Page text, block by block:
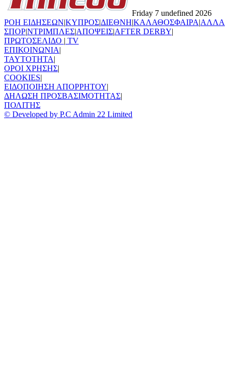
Friday 7 undefined 2026
ΡΟΗ ΕΙΔΗΣΕΩΝ|ΚΥΠΡΟΣ|ΔΙΕΘΝΗ|ΚΑΛΑΘΟΣΦΑΙΡΑ|ΑΛΛΑ
ΣΠΟΡ|ΝΤΡΙΜΠΛΕΣ|ΑΠΟΨΕΙΣ|AFTER DERBY|
ΠΡΩΤΟΣΕΛΙΔΟ | TV
ΕΠΙΚΟΙΝΩΝΙΑ|
TAYTOTHTA|
ΟΡΟΙ ΧΡΗΣΗΣ|
COOKIES|
ΕΙΔΟΠΟΙΗΣΗ ΑΠΟΡΡΗΤΟΥ|
ΔΗΛΩΣΗ ΠΡΟΣΒΑΣΙΜΟΤΗΤΑΣ|
ΠΟΛΙΤΗΣ
© Developed by P.C Admin 22 Limited